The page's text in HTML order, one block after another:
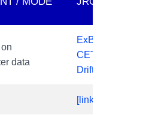
data
ExB drifts(ΔH)
CETI e
DriftNN
[link]